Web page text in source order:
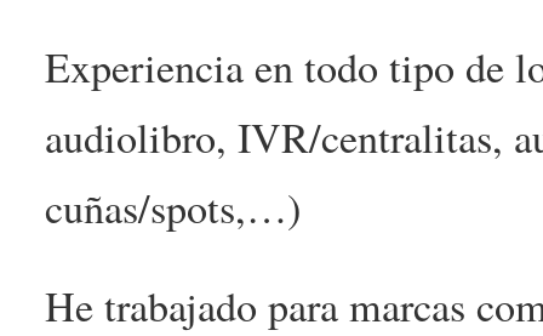
Experiencia en todo tipo de
audiolibro, IVR/centralitas,
cuñas/spots,…)
He trabajado para marcas